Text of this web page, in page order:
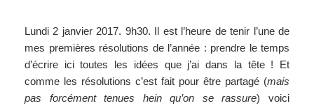
Lundi 2 janvier 2017. 9h30. Il est l’heure de tenir l’une de
mes premières résolutions de l’année : prendre le temps
d’écrire ici toutes les idées que j’ai dans la tête ! Et
comme les résolutions c’est fait pour être partagé (mais
pas forcément tenues hein qu’on se rassure) voici